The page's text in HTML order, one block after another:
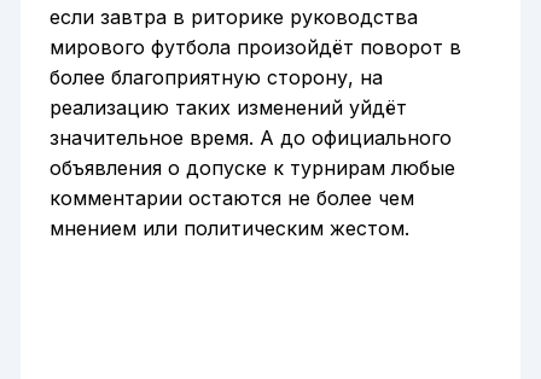
если завтра в риторике руководства
мирового футбола произойдёт поворот в
более благоприятную сторону, на
реализацию таких изменений уйдёт
значительное время. А до официального
объявления о допуске к турнирам любые
комментарии остаются не более чем
мнением или политическим жестом.